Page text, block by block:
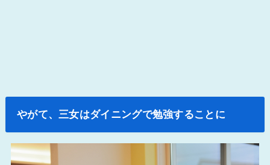
やがて、三女はダイニングで勉強することに